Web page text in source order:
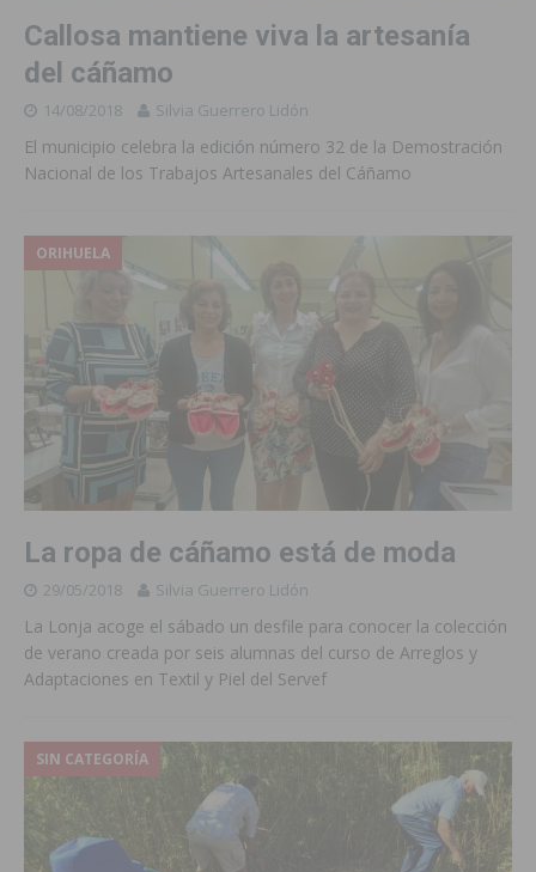
Callosa mantiene viva la artesanía
del cáñamo
14/08/2018 Silvia Guerrero Lidón
El municipio celebra la edición número 32 de la Demostración
Nacional de los Trabajos Artesanales del Cáñamo
ORIHUELA
La ropa de cáñamo está de moda
29/05/2018 Silvia Guerrero Lidón
La Lonja acoge el sábado un desfile para conocer la colección
de verano creada por seis alumnas del curso de Arreglos y
Adaptaciones en Textil y Piel del Servef
SIN CATEGORÍA